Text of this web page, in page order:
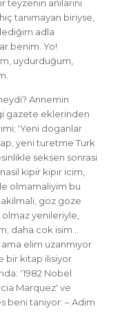
teyzenin anılarını
tanımayan biriyse,
adla
benim. Yo!
uydurduğum,
Annemin
gazete eklerinden
'Yeni doganlar
yeni turetme Turk
seksen sonrasi
kipir kipir icim,
olmamaliyim bu
goz goze
yenileriyle,
daha cok isim…
elim uzanmiyor
bir kitap ilisiyor
'1982 Nobel
Marquez' ve
beni taniyor: – Adim